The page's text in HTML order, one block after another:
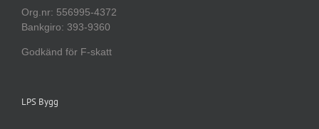
Org.nr: 556995-4372
Bankgiro: 393-9360
Godkänd för F-skatt
LPS Bygg